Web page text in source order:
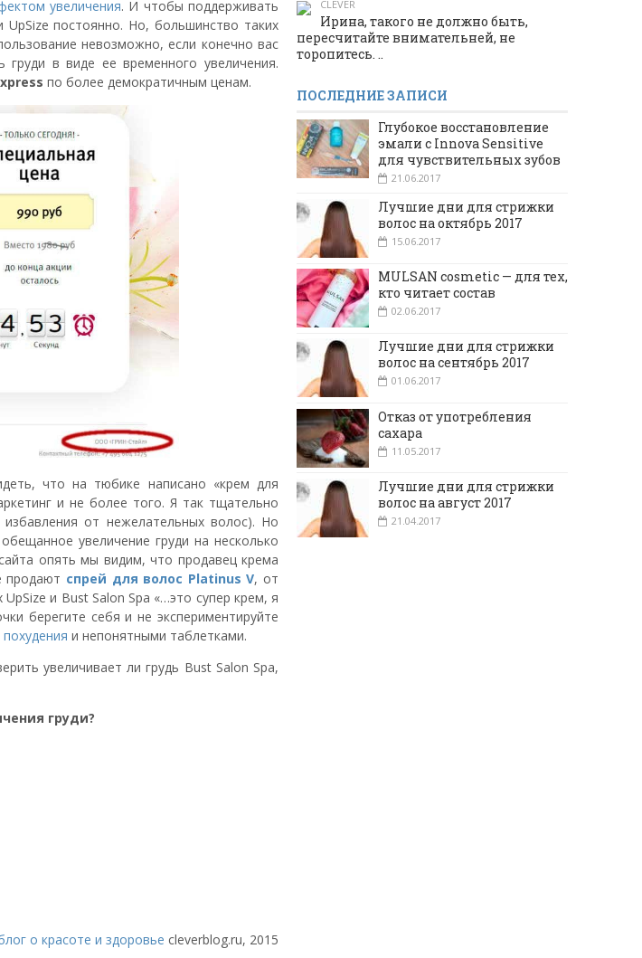
увеличения. И чтобы поддерживать
постоянно. Но, большинство таких
невозможно, если конечно вас
в виде ее временного увеличения.
по более демократичным ценам.
что на тюбике написано «крем для
и не более того. Я так тщательно
от нежелательных волос). Но
увеличение груди на несколько
опять мы видим, что продавец крема
продают спрей для волос Platinus V, от
и Bust Salon Spa «…это супер крем, я
берегите себя и не экспериментируйте
и непонятными таблетками.
увеличивает ли грудь Bust Salon Spa,
груди?
о красоте и здоровье cleverblog.ru, 2015
CLEVER
Ирина, такого не должно быть,
пересчитайте внимательней, не
торопитесь. ..
ПОСЛЕДНИЕ ЗАПИСИ
Глубокое восстановление
эмали с Innova Sensitive
для чувствительных зубов
21.06.2017
Лучшие дни для стрижки
волос на октябрь 2017
15.06.2017
MULSAN cosmetic — для тех,
кто читает состав
02.06.2017
Лучшие дни для стрижки
волос на сентябрь 2017
01.06.2017
Отказ от употребления
сахара
11.05.2017
Лучшие дни для стрижки
волос на август 2017
21.04.2017